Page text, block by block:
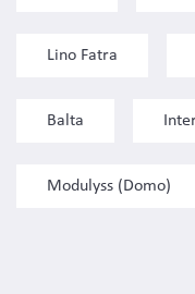
Lino Fatra
Balta
Modulyss (Domo)